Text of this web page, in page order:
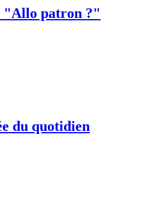
"Allo patron ?"
du quotidien